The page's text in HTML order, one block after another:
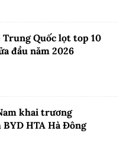
Trung Quốc lọt top 10
đầu năm 2026
khai trương
HTA Hà Đông